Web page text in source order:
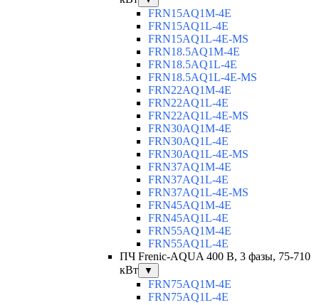
FRN15AQ1M-4E
FRN15AQ1L-4E
FRN15AQ1L-4E-MS
FRN18.5AQ1M-4E
FRN18.5AQ1L-4E
FRN18.5AQ1L-4E-MS
FRN22AQ1M-4E
FRN22AQ1L-4E
FRN22AQ1L-4E-MS
FRN30AQ1M-4E
FRN30AQ1L-4E
FRN30AQ1L-4E-MS
FRN37AQ1M-4E
FRN37AQ1L-4E
FRN37AQ1L-4E-MS
FRN45AQ1M-4E
FRN45AQ1L-4E
FRN55AQ1M-4E
FRN55AQ1L-4E
ПЧ Frenic-AQUA 400 В, 3 фазы, 75-710
кВт
▼
FRN75AQ1M-4E
FRN75AQ1L-4E